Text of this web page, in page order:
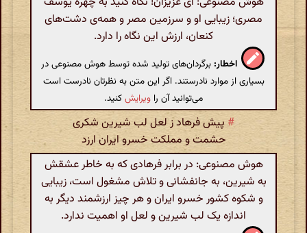
مصری؛ زیبایی او و سرزمین مصر و همه‌ی دشت‌های
کنعان، ارزش این نگاه را دارد.
اخطار: برگردان‌های تولید شده توسط هوش مصنوعی در
بسیاری از موارد نادرستند. اگر این متن به نظرتان نادرست است
می‌توانید آن را ویرایشکنید.
# پیش فرهاد ز لعل لب شیرین شکری
حشمت و مملکت خسرو ایران ارزد
هوش مصنوعی: در برابر فرهادی که به خاطر عشقش
به شیرین، به جانفشانی و تلاش مشغول است، زیبایی
و شکوه کشور خسرو ایران و هر چیز ارزشمند دیگر به
اندازه یک لب شیرین و لعل او اهمیت ندارد.